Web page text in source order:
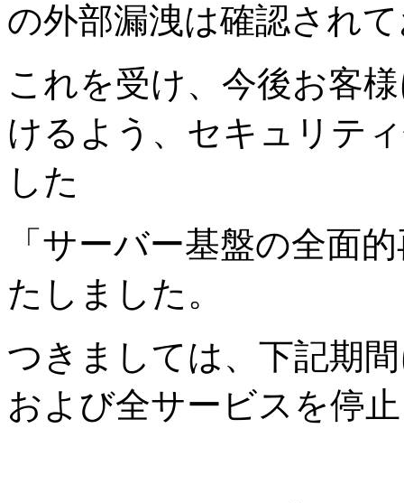
の外部漏洩は確認され
これを受け、今後お客
けるよう、セキュリテ
した
「サーバー基盤の全面
たしました。
つきましては、下記期
および全サービスを停